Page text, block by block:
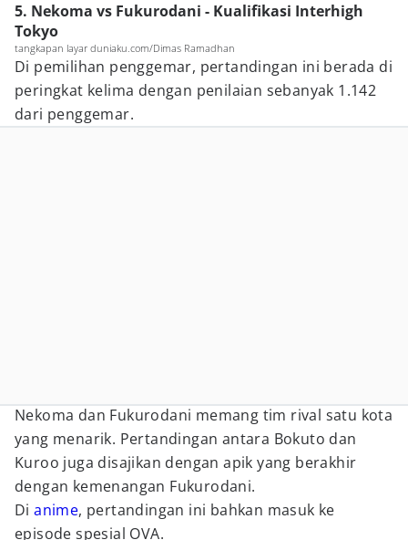
5. Nekoma vs Fukurodani - Kualifikasi Interhigh
Tokyo
tangkapan layar duniaku.com/Dimas Ramadhan
Di pemilihan penggemar, pertandingan ini berada di
peringkat kelima dengan penilaian sebanyak 1.142
dari penggemar.
Nekoma dan Fukurodani memang tim rival satu kota
yang menarik. Pertandingan antara Bokuto dan
Kuroo juga disajikan dengan apik yang berakhir
dengan kemenangan Fukurodani.
Dianime, pertandingan ini bahkan masuk ke
episode spesial OVA.